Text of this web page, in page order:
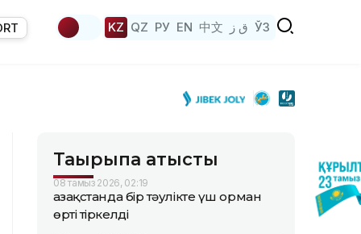
KZ QZ РУ EN 中文 ق ز ЎЗ
Тақырыпқа қатысты
08 тамыз 2026, 02:19
Қазақстанда бір тәулікте үш орман
өрті тіркелді